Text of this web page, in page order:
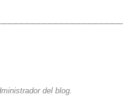
del blog.